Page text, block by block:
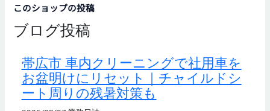
このショップの投稿
ブログ投稿
帯広市 車内クリーニングで社用車を
お盆明けにリセット｜チャイルドシ
ート周りの残暑対策も